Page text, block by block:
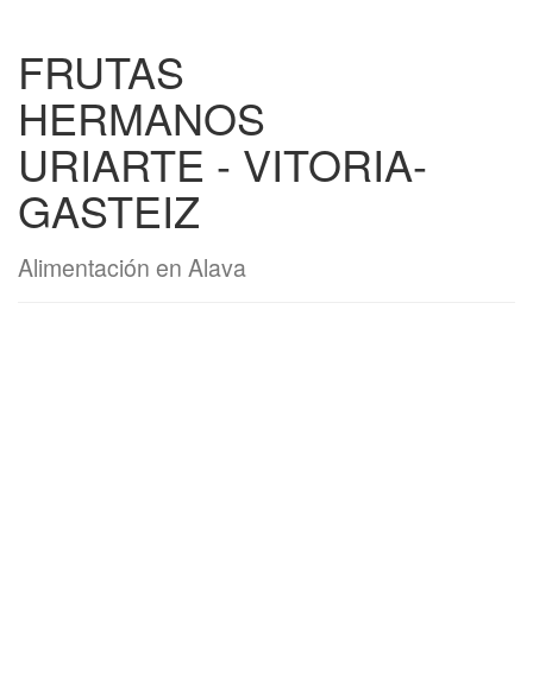
FRUTAS
HERMANOS
URIARTE - VITORIA-
GASTEIZ
Alimentación en Alava